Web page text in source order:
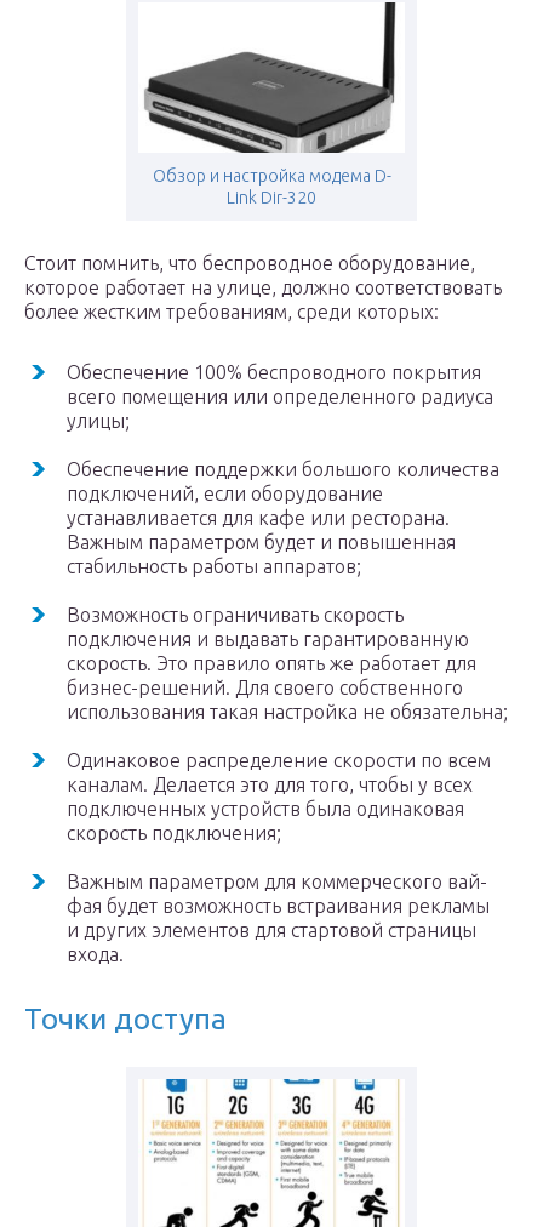
Обзор и настройка модема D-
Link Dir-320
Стоит помнить, что беспроводное оборудование,
которое работает на улице, должно соответствовать
более жестким требованиям, среди которых:
Обеспечение 100% беспроводного покрытия
всего помещения или определенного радиуса
улицы;
Обеспечение поддержки большого количества
подключений, если оборудование
устанавливается для кафе или ресторана.
Важным параметром будет и повышенная
стабильность работы аппаратов;
Возможность ограничивать скорость
подключения и выдавать гарантированную
скорость. Это правило опять же работает для
бизнес-решений. Для своего собственного
использования такая настройка не обязательна;
Одинаковое распределение скорости по всем
каналам. Делается это для того, чтобы у всех
подключенных устройств была одинаковая
скорость подключения;
Важным параметром для коммерческого вай-
фая будет возможность встраивания рекламы
и других элементов для стартовой страницы
входа.
Точки доступа